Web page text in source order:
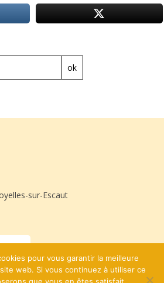
ok
sur-Escaut
pour vous garantir la meilleure
web. Si vous continuez à utiliser ce